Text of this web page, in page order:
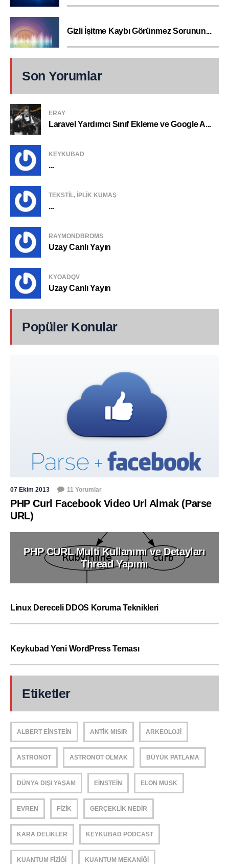
Gizli İşitme Kaybı Görünmez Sorunun...
Son Yorumlar
ERAY
Laravel Yardımcı Sınıf Ekleme ve Google A...
KEYKUBAD
...
TEKSTIL, IPLIK KUMAŞ
...
RAYMONDBROMS
Uzay Canlı Yayın
KYOADQV
Uzay Canlı Yayın
Popüler Konular
07 Ekim 2013 11 Yorumlar
PHP Curl Facebook Video Url Almak (Parse
URL)
PHP CURL Multi Kullanımı ve Detayları
Thread Yapımı
Linux Dereceli DDOS Koruma Teknikleri
Keykubad Yeni WordPress Teması
Etiketler
ALBERT EINSTEIN ANTIK MISIR ARKEOLOJI
ASTRONOT ASTRONOT OLMAK BÜYÜK PATLAMA
DÜNYA DIŞI YAŞAM EINSTEIN ELON MUSK
EVREN FIZIK GERÇEKLIK NEDIR
KARA DELIKLER KEYKUBAD PODCAST
KUANTUM FIZIĞI KUANTUM MEKANIĞI